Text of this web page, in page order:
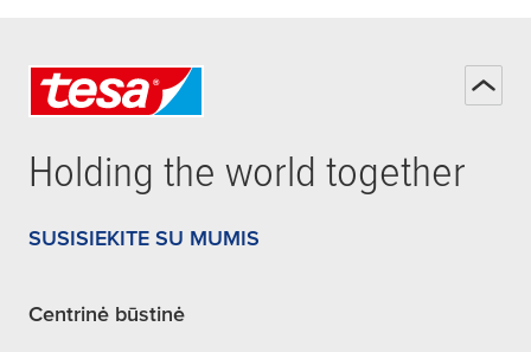
Holding the world together
SUSISIEKITE SU MUMIS
Centrinė būstinė